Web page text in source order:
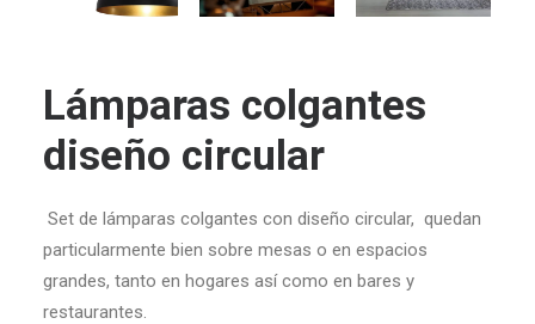
Lámparas colgantes
diseño circular
Set de lámparas colgantes con diseño circular, quedan
particularmente bien sobre mesas o en espacios
grandes, tanto en hogares así como en bares y
restaurantes.